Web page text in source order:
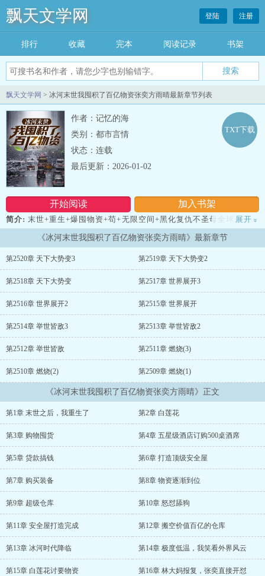
飘天文学网 登陆 注册
排行 收藏 完本 阅读记录 书架
飘天文学网 > 冰河末世我囤积了百亿物资张奕方雨晴最新章节列表
作者：记忆的海
类别：都市言情
状态：连载
开始阅读 加入书架
TXT下载
最后更新：2026-01-02
简介: 末世+重生+爆囤物资+苟+无限空间+黑化复仇不圣母全球进入冰
河时代，寒冰末世来临，星球95%的人类全部丧生！上一世，张奕因
为心地善良，结果被自己帮助过的人杀死了。重生回到寒冰末世前一
个月，张奕觉醒空间异能，开始疯狂的囤积物资！缺少物资？他直接
末日堡垒的超级安全屋！末日来临，别人都冻成狗，为了一口吃的可
以舍弃一切。而张奕却过的比末世之前还要自在。白莲花：张奕，只
要你让我进入你的房子，我就答应做你女朋友。富二代：张奕，我愿
意用我所有的钱，换你们家的一顿饭！禽兽邻居们：张奕，你应该和
我们一起分享物资，不应该那么自私！……看着这些前世背叛过自己
的人们，张奕躺在安全屋里，舒舒服服的过着世外桃源一般的生活。
张奕：你们死不死的跟我有什么关系啊？我的东西喂狗也不给你
们！...
展开 »
《冰河末世我囤积了百亿物资张奕方雨晴》最新章节
第2520章 天下大势变3 第2519章 天下大势变2
第2518章 天下大势变 第2517章 世界展开3
第2516章 世界展开2 第2515章 世界展开
第2514章 举世皆敌3 第2513章 举世皆敌2
第2512章 举世皆敌 第2511章 燃烧(3)
第2510章 燃烧(2) 第2509章 燃烧(1)
《冰河末世我囤积了百亿物资张奕方雨晴》正文
第1章 末世之后，我重生了 第2章 白莲花
第3章 购物囤货 第4章 五星级酒店订购500桌酒席
第5章 贷款搞钱 第6章 打造顶级安全屋
第7章 购买装备 第8章 物资逐渐到位
第9章 超级仓库 第10章 怒怼舔狗
第11章 安全屋打造完成 第12章 搬空价值百亿的仓库
第13章 冰河时代降临 第14章 极度低温，我笑看外界风云
第15章 白莲花讨要物资 第16章 林大妈报复，张奕直接开怼